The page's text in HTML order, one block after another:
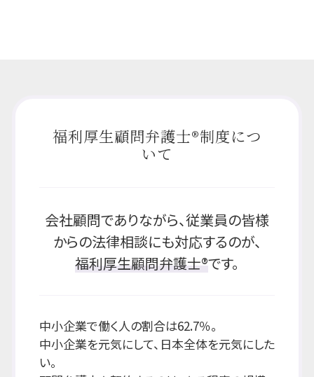
福利厚生顧問弁護士®制度につ
いて
会社顧問でありながら、従業員の皆様
からの法律相談にも対応するのが、
福利厚生顧問弁護士®です。
中小企業で働く人の割合は62.7％。
中小企業を元気にして、日本全体を元気にした
い。